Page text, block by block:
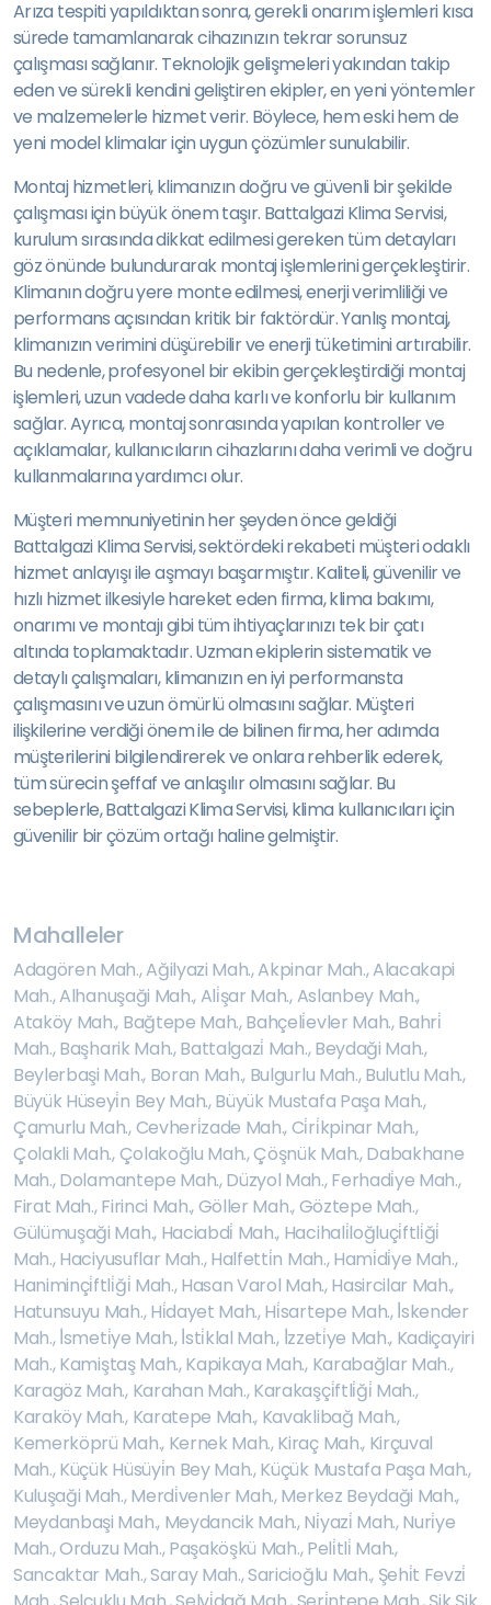
Arıza tespiti yapıldıktan sonra, gerekli onarım işlemleri kısa
sürede tamamlanarak cihazınızın tekrar sorunsuz
çalışması sağlanır. Teknolojik gelişmeleri yakından takip
eden ve sürekli kendini geliştiren ekipler, en yeni yöntemler
ve malzemelerle hizmet verir. Böylece, hem eski hem de
yeni model klimalar için uygun çözümler sunulabilir.
Montaj hizmetleri, klimanızın doğru ve güvenli bir şekilde
çalışması için büyük önem taşır. Battalgazi Klima Servisi,
kurulum sırasında dikkat edilmesi gereken tüm detayları
göz önünde bulundurarak montaj işlemlerini gerçekleştirir.
Klimanın doğru yere monte edilmesi, enerji verimliliği ve
performans açısından kritik bir faktördür. Yanlış montaj,
klimanızın verimini düşürebilir ve enerji tüketimini artırabilir.
Bu nedenle, profesyonel bir ekibin gerçekleştirdiği montaj
işlemleri, uzun vadede daha karlı ve konforlu bir kullanım
sağlar. Ayrıca, montaj sonrasında yapılan kontroller ve
açıklamalar, kullanıcıların cihazlarını daha verimli ve doğru
kullanmalarına yardımcı olur.
Müşteri memnuniyetinin her şeyden önce geldiği
Battalgazi Klima Servisi, sektördeki rekabeti müşteri odaklı
hizmet anlayışı ile aşmayı başarmıştır. Kaliteli, güvenilir ve
hızlı hizmet ilkesiyle hareket eden firma, klima bakımı,
onarımı ve montajı gibi tüm ihtiyaçlarınızı tek bir çatı
altında toplamaktadır. Uzman ekiplerin sistematik ve
detaylı çalışmaları, klimanızın en iyi performansta
çalışmasını ve uzun ömürlü olmasını sağlar. Müşteri
ilişkilerine verdiği önem ile de bilinen firma, her adımda
müşterilerini bilgilendirerek ve onlara rehberlik ederek,
tüm sürecin şeffaf ve anlaşılır olmasını sağlar. Bu
sebeplerle, Battalgazi Klima Servisi, klima kullanıcıları için
güvenilir bir çözüm ortağı haline gelmiştir.
Mahalleler
Adagören Mah.,Ağilyazi Mah.,Akpinar Mah.,Alacakapi
Mah.,Alhanuşaği Mah.,Ali̇şar Mah.,Aslanbey Mah.,
Ataköy Mah., Bağtepe Mah.,Bahçeli̇evler Mah.,Bahri̇
Mah.,Başharik Mah.,Battalgazi̇ Mah.,Beydaği Mah.,
Beylerbaşi Mah., Boran Mah., Bulgurlu Mah.,Bulutlu Mah.,
Büyük Hüseyi̇n Bey Mah.,Büyük Mustafa Paşa Mah.,
Çamurlu Mah.,Cevheri̇zade Mah.,Ci̇ri̇kpinar Mah.,
Çolakli Mah.,Çolakoğlu Mah.,Çöşnük Mah.,Dabakhane
Mah.,Dolamantepe Mah.,Düzyol Mah.,Ferhadi̇ye Mah.,
Firat Mah.,Firinci Mah.,Göller Mah.,Göztepe Mah.,
Gülümuşaği Mah., Haciabdi̇ Mah., Hacihali̇loğluçi̇ftli̇ği̇
Mah.,Haciyusuflar Mah.,Halfetti̇n Mah.,Hami̇di̇ye Mah.,
Haniminçi̇ftli̇ği̇ Mah.,Hasan Varol Mah.,Hasircilar Mah.,
Hatunsuyu Mah.,Hi̇dayet Mah.,Hi̇sartepe Mah.,İ̇skender
Mah.,İ̇smeti̇ye Mah.,İ̇sti̇klal Mah., İ̇zzeti̇ye Mah., Kadiçayiri
Mah.,Kamiştaş Mah.,Kapikaya Mah., Karabağlar Mah.,
Karagöz Mah., Karahan Mah.,Karakaşçi̇ftli̇ği̇ Mah.,
Karaköy Mah., Karatepe Mah., Kavaklibağ Mah.,
Kemerköprü Mah., Kernek Mah.,Kiraç Mah., Kirçuval
Mah.,Küçük Hüsüyi̇n Bey Mah.,Küçük Mustafa Paşa Mah.,
Kuluşaği Mah.,Merdi̇venler Mah.,Merkez Beydaği Mah.,
Meydanbaşi Mah., Meydancik Mah.,Ni̇yazi̇ Mah.,Nuri̇ye
Mah.,Orduzu Mah.,Paşaköşkü Mah.,Peli̇tli̇ Mah.,
Sancaktar Mah.,Saray Mah.,Saricioğlu Mah., Şehi̇t Fevzi̇